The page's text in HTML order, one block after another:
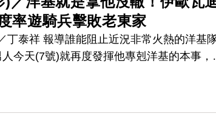
率遊騎兵擊敗老東家
丁泰祥 報導誰能阻止近況非常火熱的洋基
今天(7號)就再度發揮他專剋洋基的本事，